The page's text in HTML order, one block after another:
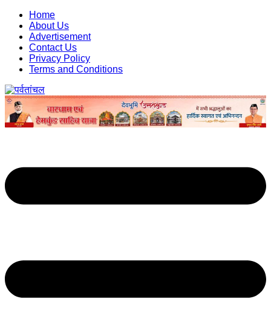
Skip
content
Home
About Us
Advertisement
Contact Us
Privacy Policy
Terms and Conditions